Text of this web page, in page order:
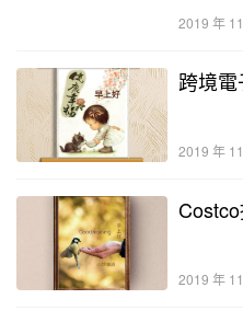
2019 年
跨境
2019 年
2019 年